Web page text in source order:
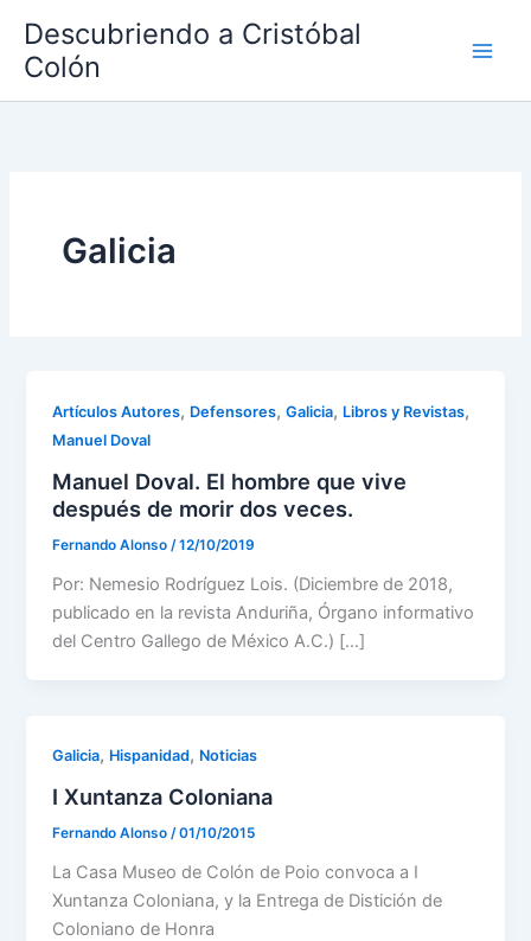
contenido
Descubriendo a Cristóbal
Colón
Galicia
Artículos Autores, Defensores,Galicia, Libros y Revistas,
Manuel Doval
Manuel Doval. El hombre que vive
después de morir dos veces.
Fernando Alonso /12/10/2019
Por: Nemesio Rodríguez Lois. (Diciembre de 2018,
publicado en la revista Anduriña, Órgano informativo
del Centro Gallego de México A.C.) […]
Galicia, Hispanidad, Noticias
I Xuntanza Coloniana
Fernando Alonso/01/10/2015
La Casa Museo de Colón de Poio convoca a I
Xuntanza Coloniana, y la Entrega de Distición de
Coloniano de Honra